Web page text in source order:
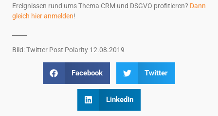
Ereignissen rund ums Thema CRM und DSGVO profitieren? Dann
gleich hier anmelden!
Bild: Twitter Post Polarity 12.08.2019
Facebook Twitter
LinkedIn